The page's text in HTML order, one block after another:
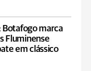
Botafogo marca
Fluminense
em clássico